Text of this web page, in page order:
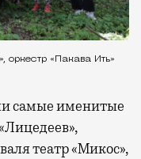
оркестр «Пакава Ить»
самые именитые
театр «Микос»,